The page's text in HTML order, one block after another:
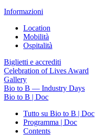
Informazioni
Location
Mobilità
Ospitalità
Biglietti e accrediti
Celebration of Lives Award
Gallery
Bio to B — Industry Days
Bio to B | Doc
Tutto su Bio to B | Doc
Programma | Doc
Contents